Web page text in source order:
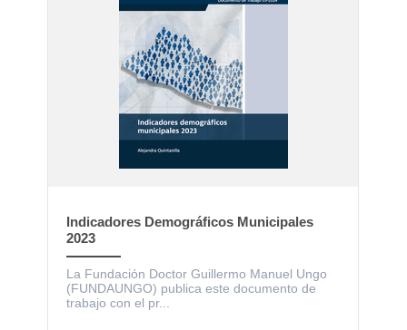
Indicadores Demográficos Municipales
2023
La Fundación Doctor Guillermo Manuel Ungo
(FUNDAUNGO) publica este documento de
trabajo con el pr...